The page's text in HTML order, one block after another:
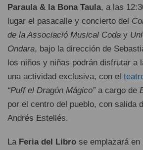
Paraula & la Bona Taula, a las
lugar el pasacalle y concierto del
de la Associació Musical Coda y
Ondara, bajo la dirección de
los niños y niñas podrán disfrutar a
una actividad exclusiva, con el
“Puff el Dragón Mágico” a cargo de
por el centro del pueblo, con salida
Andrés Estellés.
La Feria del Libro se emplazará en